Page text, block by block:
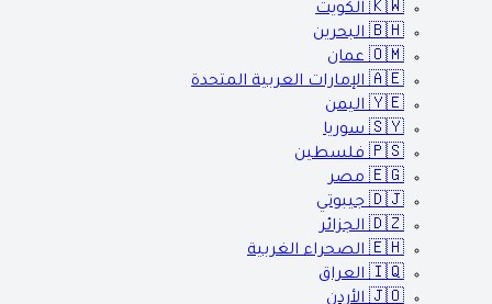
🇰🇼 الكويت
🇧🇭 البحرين
🇴🇲 عمان
🇦🇪 الإمارات العربية المتحدة
🇾🇪 اليمن
🇸🇾 سوريا
🇵🇸 فلسطين
🇪🇬 مصر
🇩🇯 جيبوتي
🇩🇿 الجزائر
🇪🇭 الصحراء الغربية
🇮🇶 العراق
🇯🇴 الأردن